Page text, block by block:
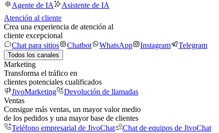
Agente de IA
Asistente de IA
Atención al cliente
Crea una experiencia de atención al
cliente excepcional
Chat para sitios
Chatbot WhatsApp Instagram Telegram
Todos los canales
Marketing
Transforma el tráfico en
clientes potenciales cualificados
JivoMarketing
Devolución de llamadas
Ventas
Consigue más ventas, un mayor valor medio
de los pedidos y una mayor base de clientes
Teléfono empresarial de JivoChat
Chat de equipos de JivoChat